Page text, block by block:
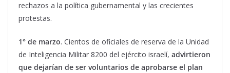
rechazos a la política gubernamental y las crecientes
protestas.
1° de marzo. Cientos de oficiales de reserva de la Unidad
de Inteligencia Militar 8200 del ejército israelí, advirtieron
que dejarían de ser voluntarios de aprobarse el plan